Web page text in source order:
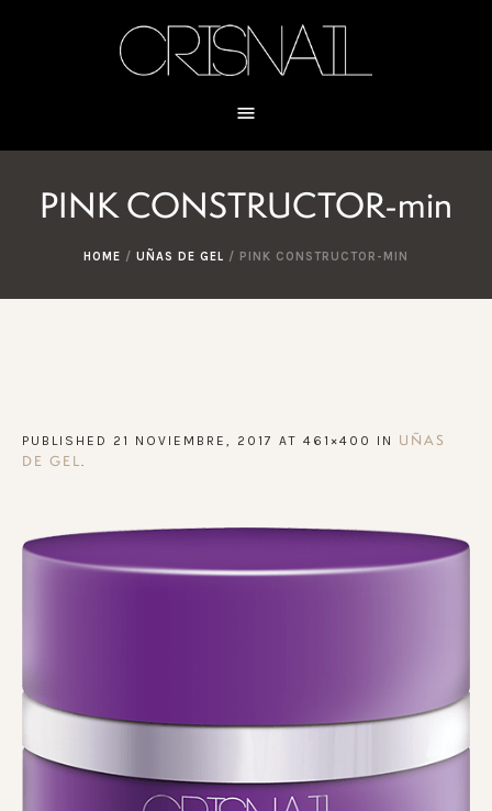
PINK CONSTRUCTOR-min
HOME / UÑAS DE GEL / PINK CONSTRUCTOR-MIN
PUBLISHED 21 NOVIEMBRE, 2017 AT 461×400 IN
UÑAS
DE GEL.